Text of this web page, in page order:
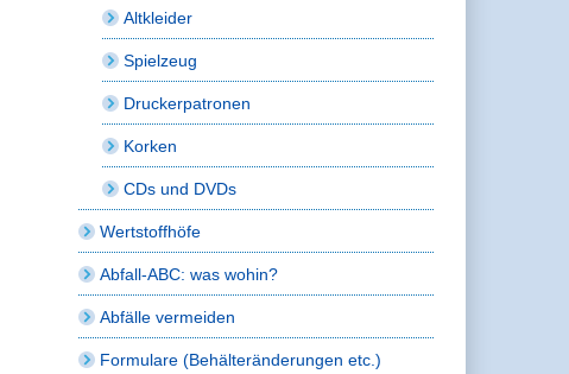
Altkleider
Spielzeug
Druckerpatronen
Korken
CDs und DVDs
Wertstoffhöfe
Abfall-ABC: was wohin?
Abfälle vermeiden
Formulare (Behälteränderungen etc.)